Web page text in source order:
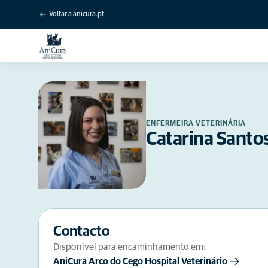
Voltar a anicura.pt
ENFERMEIRA VETERINÁRIA
Catarina
Contacto
Disponível para encaminhamento em:
AniCura Arco do Cego Hospital Veterinário